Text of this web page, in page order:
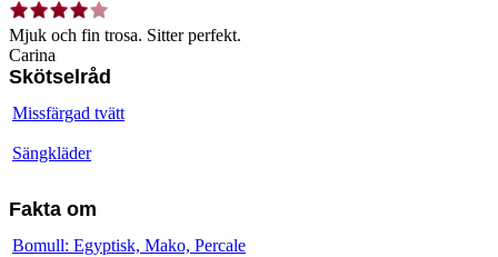
Mjuk och fin trosa. Sitter perfekt.
Carina
Skötselråd
Missfärgad tvätt
Sängkläder
Fakta om
Bomull: Egyptisk, Mako, Percale